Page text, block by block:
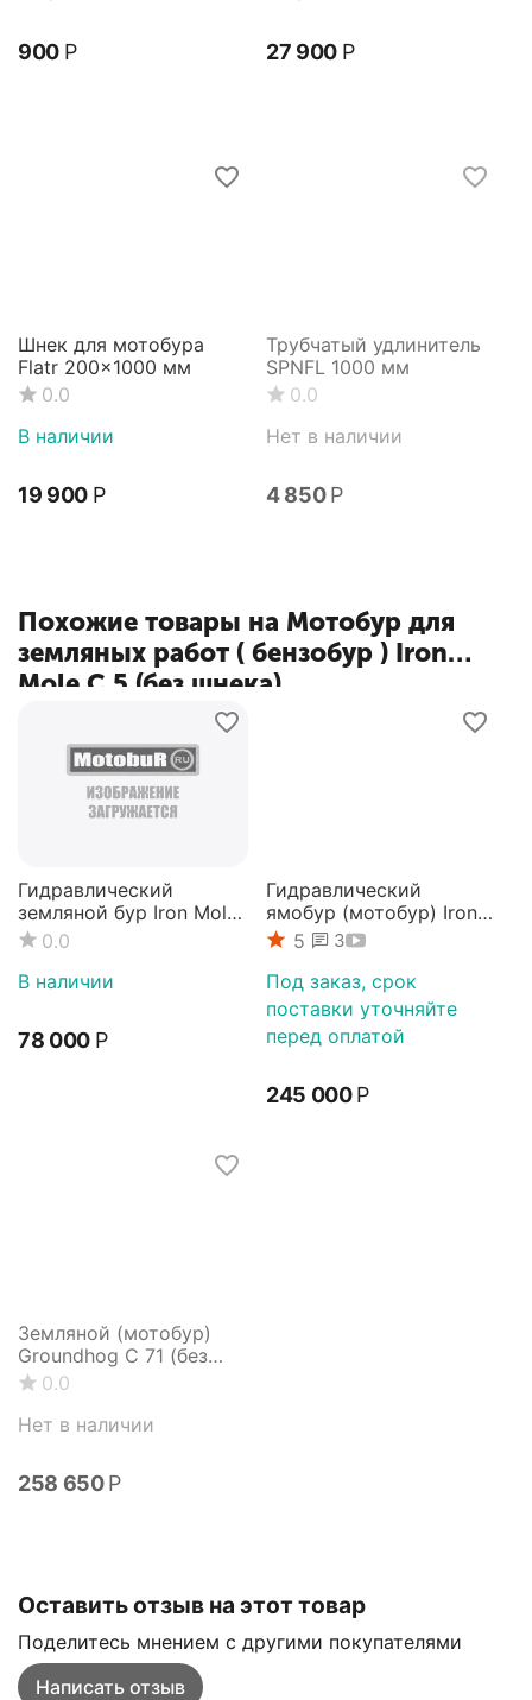
‍900‍ Р 27 900 Р
Шнек для мотобура
Flatr 200x1000 мм
0.0
В наличии
19 900 Р
Трубчатый удлинитель
SPNFL 1000 мм
0.0
Нет в наличии
4 850 Р
Похожие товары на Мотобур для
земляных работ ( бензобур ) Iron
Mole C 5 (без шнека)
Гидравлический
земляной бур Iron Mole
IMH-450
0.0
В наличии
78 000 Р
Гидравлический
ямобур (мотобур) Iron
Mole Compact
5 3
Под заказ, срок
поставки уточняйте
перед оплатой
245 000 Р
Земляной (мотобур)
Groundhog C 71 (без
шнека)
0.0
Нет в наличии
258 650 Р
Оставить отзыв на этот товар
Поделитесь мнением с другими покупателями
Написать отзыв